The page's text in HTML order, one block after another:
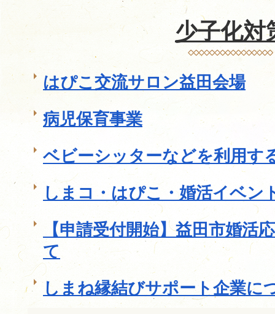
少子化対
はぴこ交流サロン益田会場
病児保育事業
ベビーシッターなどを利用す
しまコ・はぴこ・婚活イベン
【申請受付開始】益田市婚活
て
しまね縁結びサポート企業に